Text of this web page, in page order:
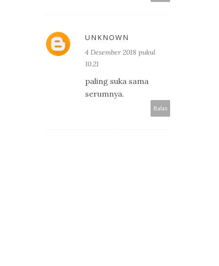
UNKNOWN
4 Desember 2018 pukul
10.21
paling suka sama
serumnya.
Balas